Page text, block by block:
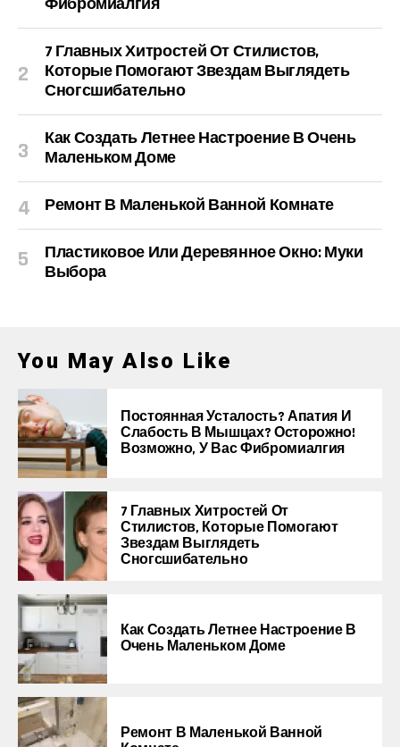
7 Главных Хитростей От Стилистов,
Которые Помогают Звездам Выглядеть
Сногсшибательно
Как Создать Летнее Настроение В Очень
Маленьком Доме
Ремонт В Маленькой Ванной Комнате
Пластиковое Или Деревянное Окно: Муки
Выбора
You May Also Like
Постоянная Усталость? Апатия И
Слабость В Мышцах? Осторожно!
Возможно, У Вас Фибромиалгия
7 Главных Хитростей От
Стилистов, Которые Помогают
Звездам Выглядеть
Сногсшибательно
Как Создать Летнее Настроение В
Очень Маленьком Доме
Ремонт В Маленькой Ванной